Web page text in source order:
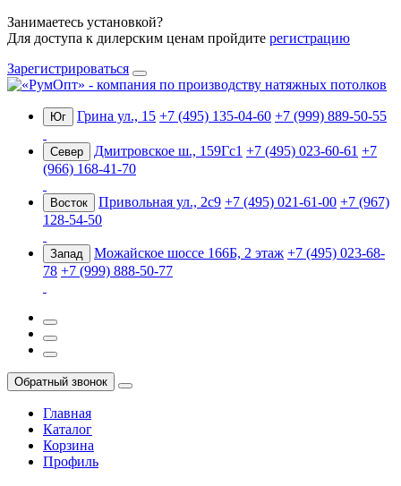
Занимаетесь установкой?
Для доступа к дилерским ценам пройдите регистрацию
Зарегистрироваться
Юг Грина ул., 15 +7 (495) 135-04-60 +7 (999) 889-50-55
Север Дмитровское ш., 159Гс1 +7 (495) 023-60-61 +7
(966) 168-41-70
Восток Привольная ул., 2с9 +7 (495) 021-61-00 +7 (967)
128-54-50
Запад Можайское шоссе 166Б, 2 этаж +7 (495) 023-68-
78 +7 (999) 888-50-77
Обратный звонок
Главная
Каталог
Корзина
Профиль